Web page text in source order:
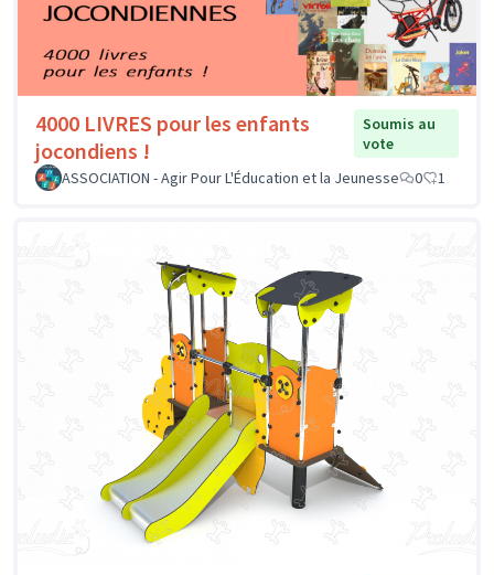
4000 LIVRES pour les enfants
jocondiens !
Soumis au
vote
ASSOCIATION - Agir Pour L'Éducation et la Jeunesse
0 1